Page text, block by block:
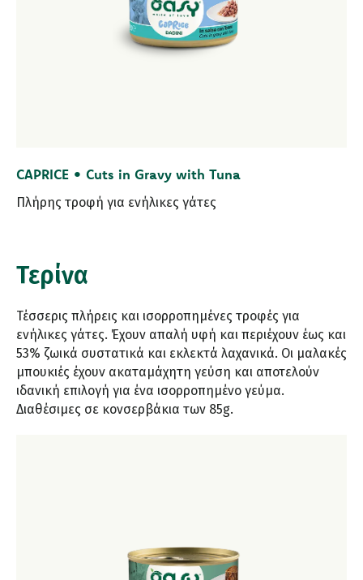
CAPRICE • Cuts in Gravy with Tuna
Πλήρης τροφή για ενήλικες γάτες
Τερίνα
Τέσσερις πλήρεις και ισορροπημένες τροφές για
ενήλικες γάτες. Έχουν απαλή υφή και περιέχουν έως και
53% ζωικά συστατικά και εκλεκτά λαχανικά. Οι μαλακές
μπουκιές έχουν ακαταμάχητη γεύση και αποτελούν
ιδανική επιλογή για ένα ισορροπημένο γεύμα.
Διαθέσιμες σε κονσερβάκια των 85g.